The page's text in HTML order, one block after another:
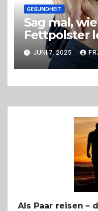
GESUNDHEIT
Sag mal,
Fettpolster
OP?
JUNI 7, 2025
Als Paar reisen –